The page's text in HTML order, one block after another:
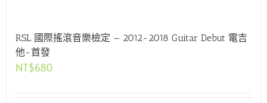
RSL 國際搖滾音樂檢定 — 2012-2018 Guitar Debut 電吉
他-首發
NT$680